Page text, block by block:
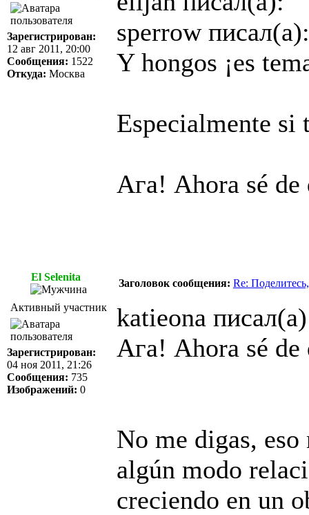
Зарегистрирован:
12 авг 2011, 20:00
Сообщения: 1522
Откуда: Москва
sperrow писал(а):
Y hongos ¡es
Especialmente si
Ага! Ahora sé
El Selenita
Заголовок сообщения: Re:
Активный участник
Зарегистрирован:
04 ноя 2011, 21:26
Сообщения: 735
Изображений: 0
katieona
Ага! Ahora sé
No me digas, eso
algún modo
creciendo en un